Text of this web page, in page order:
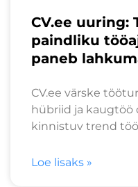
CV.ee uuring:
paindliku
paneb
CV.ee värske
hübriid ja kaugtöö
kinnistuv trend
Loe lisaks »